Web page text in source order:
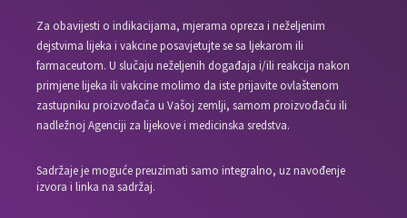
Za obavijesti o indikacijama, mjerama opreza i neželjenim
dejstvima lijeka i vakcine posavjetujte se sa ljekarom ili
farmaceutom. U slučaju neželjenih događaja i/ili reakcija nakon
primjene lijeka ili vakcine molimo da iste prijavite ovlaštenom
zastupniku proizvođača u Vašoj zemlji, samom proizvođaču ili
nadležnoj Agenciji za lijekove i medicinska sredstva.
Sadržaje je moguće preuzimati samo integralno, uz navođenje
izvora i linka na sadržaj.